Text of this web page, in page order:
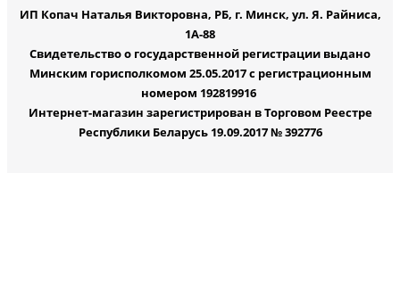
ИП Копач Наталья Викторовна, РБ, г. Минск, ул. Я. Райниса,
1А-88
Свидетельство о государственной регистрации выдано
Минским горисполкомом 25.05.2017 с регистрационным
номером 192819916
Интернет-магазин зарегистрирован в Торговом Реестре
Республики Беларусь 19.09.2017 № 392776